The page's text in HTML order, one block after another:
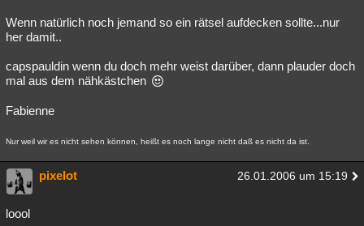
Wenn natürlich noch jemand so ein rätsel aufdecken sollte...nur
her damit..
capspauldin wenn du doch mehr weist darüber, dann plauder doch
mal aus dem nähkästchen
Fabienne
Nur weil wir es nicht sehen können, heißt es noch lange nicht daß es nicht da ist.
pixelot 26.01.2006 um 15:19
loool